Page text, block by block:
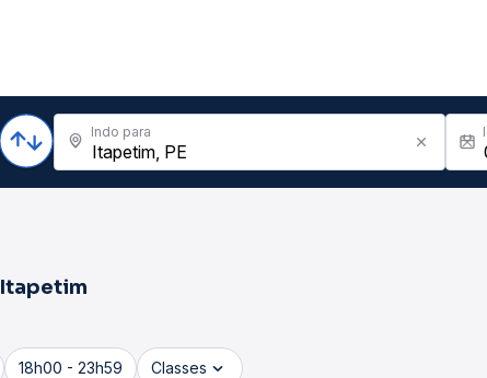
Indo para
Itapetim
18h00 - 23h59 Classes